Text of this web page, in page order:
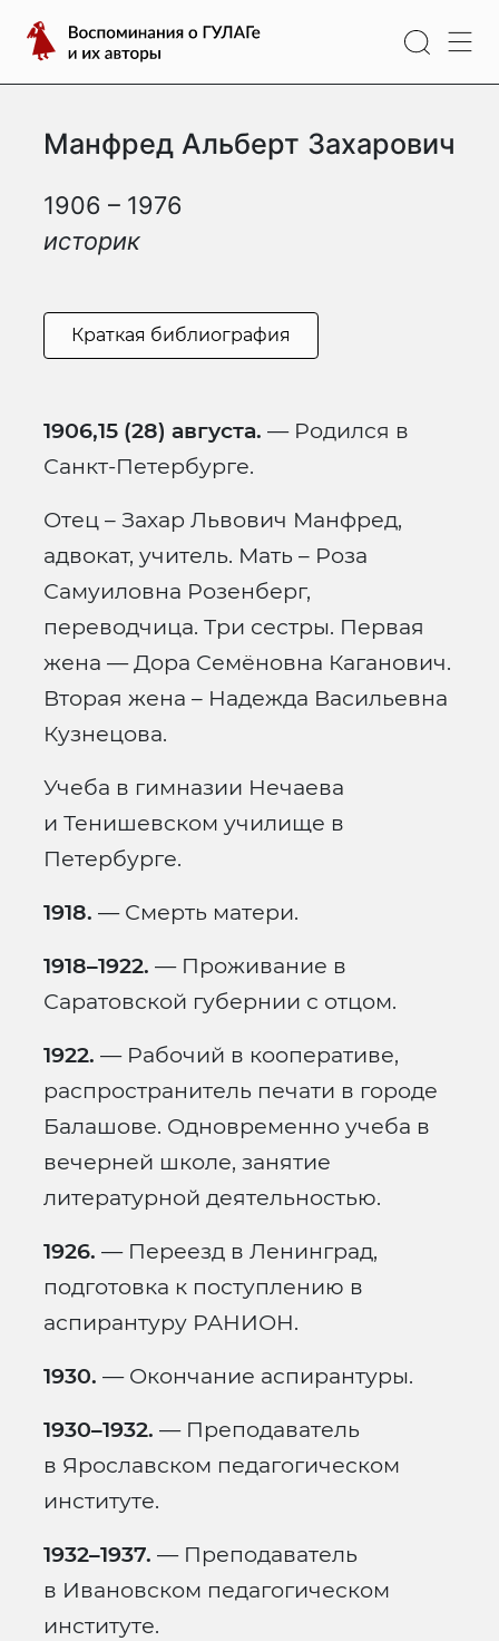
содержимому
Воспоминания
о
ГУЛАГе
ихМанфред Альберт Захарович
1906 – 1976
историк
Краткая библиография
1906,15 (28) августа. — Родился в
Санкт-Петербурге.
Отец – Захар Львович Манфред,
адвокат, учитель. Мать – Роза
Самуиловна Розенберг,
переводчица. Три сестры. Первая
жена — Дора Семёновна Каганович.
Вторая жена – Надежда Васильевна
Кузнецова.
Учеба в гимназии Нечаева
и Тенишевском училище в
Петербурге.
1918. — Смерть матери.
1918–1922. — Проживание в
Саратовской губернии с отцом.
1922. — Рабочий в кооперативе,
распространитель печати в городе
Балашове. Одновременно учеба в
вечерней школе, занятие
литературной деятельностью.
1926. — Переезд в Ленинград,
подготовка к поступлению в
аспирантуру РАНИОН.
1930. — Окончание аспирантуры.
1930–1932. — Преподаватель
в Ярославском педагогическом
институте.
1932–1937. — Преподаватель
в Ивановском педагогическом
институте.